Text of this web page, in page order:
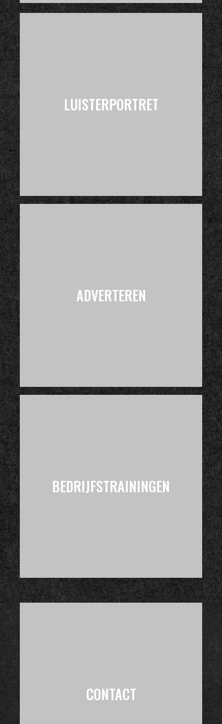
LUISTERPORTRET
ADVERTEREN
BEDRIJFSTRAININGEN
CONTACT